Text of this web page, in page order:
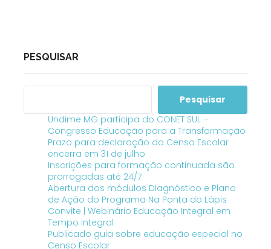
PESQUISAR
Pesquisar
Undime MG participa do CONET SUL –
Congresso Educação para a Transformação
Prazo para declaração do Censo Escolar
encerra em 31 de julho
Inscrições para formação continuada são
prorrogadas até 24/7
Abertura dos módulos Diagnóstico e Plano
de Ação do Programa Na Ponta do Lápis
Convite | Webinário Educação Integral em
Tempo Integral
Publicado guia sobre educação especial no
Censo Escolar